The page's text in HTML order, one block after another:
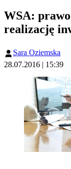
WSA:
realizację
Sara Oziemska
28.07.2016 | 15:39